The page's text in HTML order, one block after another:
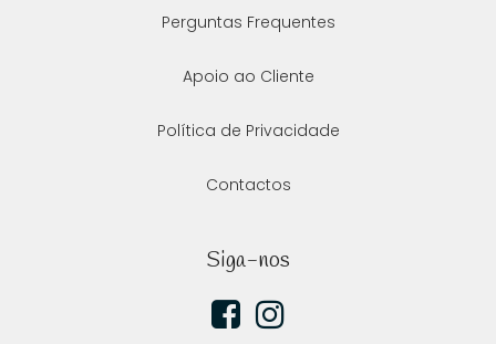
Perguntas Frequentes
Apoio ao Cliente
Política de Privacidade
Contactos
Siga-nos